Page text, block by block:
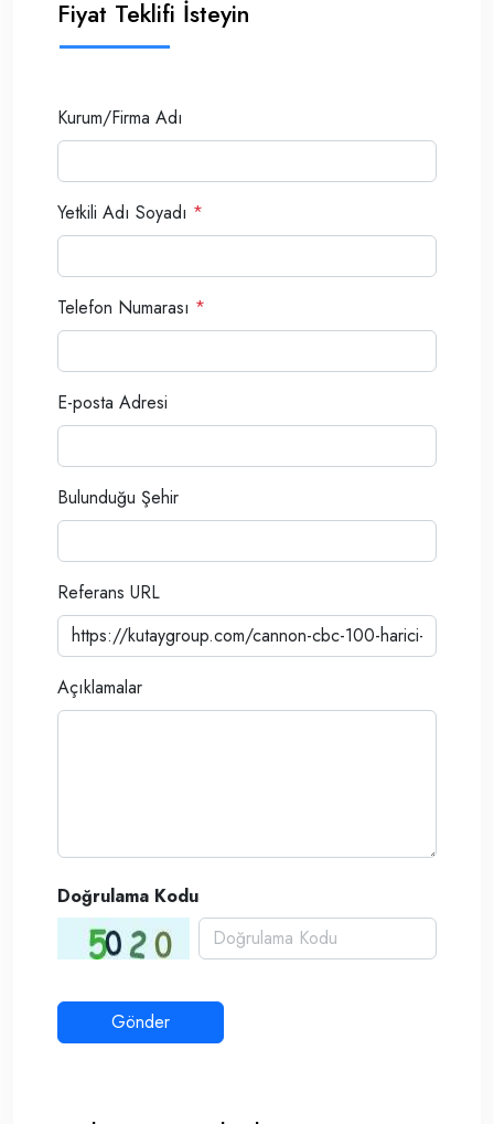
Fiyat Teklifi İsteyin
Kurum/Firma Adı
Yetkili Adı Soyadı *
Telefon Numarası *
E-posta Adresi
Bulunduğu Şehir
Referans URL
Açıklamalar
Doğrulama Kodu